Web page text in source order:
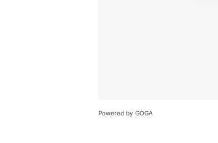
Powered by GOGA